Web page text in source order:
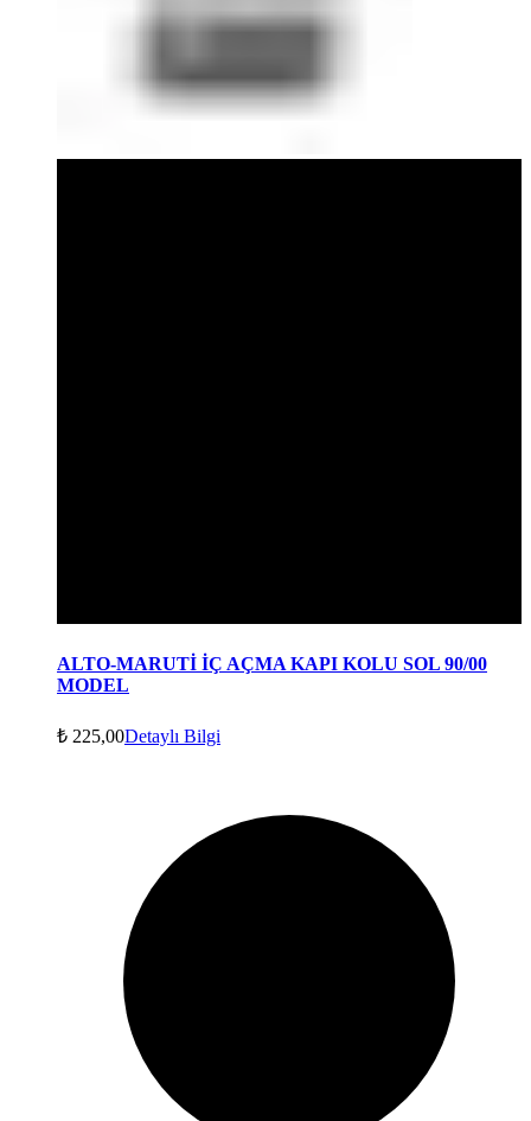
ALTO-MARUTİ İÇ AÇMA KAPI KOLU SOL 90/00
MODEL
₺ 225,00Detaylı Bilgi